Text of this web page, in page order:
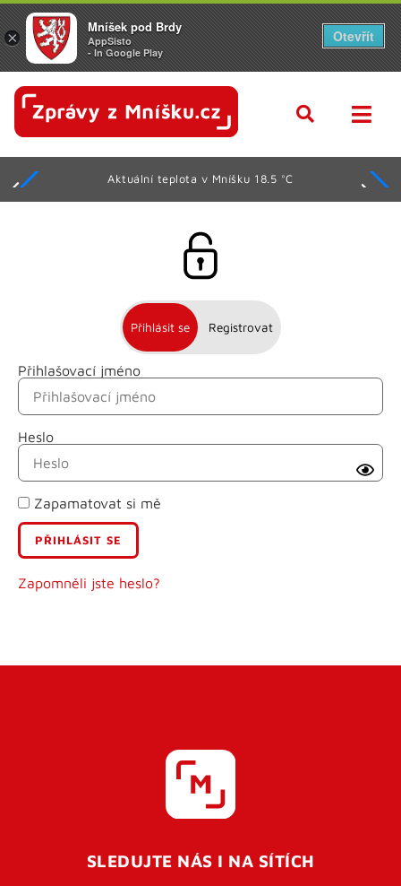
Aktuální teplota v Mníšku 18.5 °C
Přihlásit se Registrovat
Přihlašovací jméno
Heslo
Zapamatovat si mě
Zapomněli jste heslo?
Jméno
Příjmení
E-mail
Uživatelské jméno
SLEDUJTE NÁS I NA SÍTÍCH
×
Mníšek pod Brdy
AppSisto
- In Google Play
Otevřít